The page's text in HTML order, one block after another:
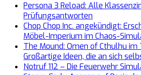
Persona 3 Reload: Alle
Prüfungsantworten
Chop Chop Inc. angekündigt:
Möbel-Imperium im Chaos-
The Mound: Omen of Cthulhu im
Großartige Ideen, die an sich
Notruf 112 – Die Feuerwehr